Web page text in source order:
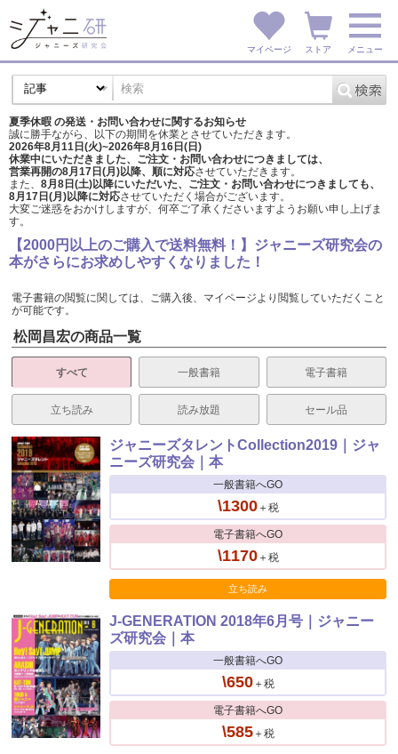
マイページ ストア メニュー
夏季休暇 の発送・お問い合わせに関するお知らせ
誠に勝手ながら、以下の期間を休業とさせていただきます。
2026年8月11日(火)~2026年8月16日(日)
休業中にいただきました、ご注文・お問い合わせにつきましては、
営業再開の8月17日(月)以降、順に対応させていただきます。
また、 8月8日(土)以降にいただいた、ご注文・ お問い合わせにつきましても、
8月17日(月)以降に対応させていただく場合がございます。
大変ご迷惑をおかけしますが、 何卒ご了承くださいますようお願い申し上げま
す。
【2000円以上のご購入で送料無料！】ジャニーズ研究会の
本がさらにお求めしやすくなりました！
電子書籍の閲覧に関しては、ご購入後、マイページより閲覧していただくこと
が可能です。
松岡昌宏の商品一覧
すべて 一般書籍 電子書籍
立ち読み 読み放題 セール品
ジャニーズタレントCollection2019｜ジャ
ニーズ研究会｜本
一般書籍へGO
\1300＋税
電子書籍へGO
\1170＋税
立ち読み
J-GENERATION 2018年6月号｜ジャニー
ズ研究会｜本
一般書籍へGO
\650＋税
電子書籍へGO
\585＋税